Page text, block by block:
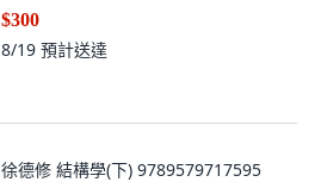
$300
8/19 預計送達
徐德修 結構學(下) 9789579717595